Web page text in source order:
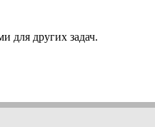
для других задач.